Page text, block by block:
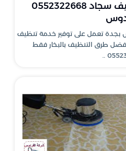
شركة تنظيف سجاد 0552322668
بجدة تعمل على توفير خدمة تنظيف
طرق التنظيف بالبخار فقط